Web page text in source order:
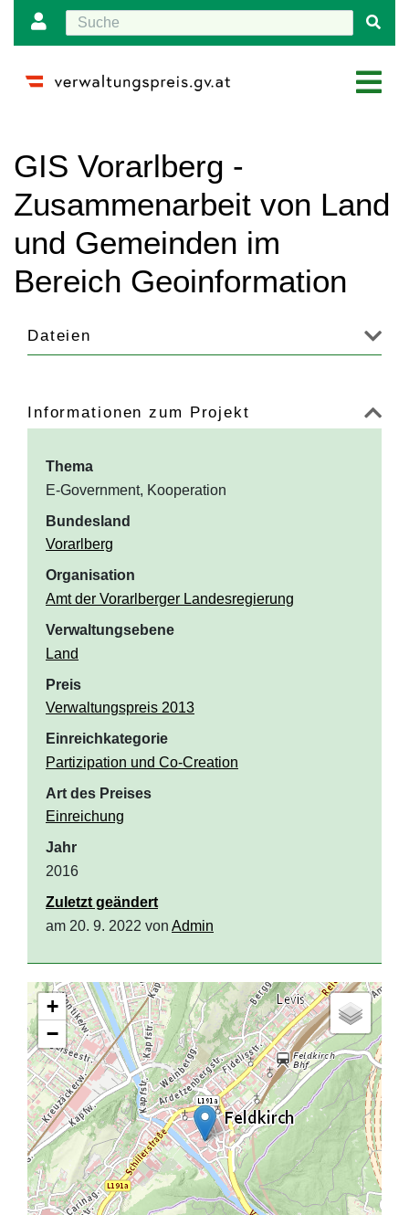
GIS Vorarlberg -
Zusammenarbeit von Land
und Gemeinden im
Bereich Geoinformation
Dateien
Informationen zum Projekt
Thema
E-Government, Kooperation
Bundesland
Vorarlberg
Organisation
Amt der Vorarlberger Landesregierung
Verwaltungsebene
Land
Preis
Verwaltungspreis 2013
Einreichkategorie
Partizipation und Co-Creation
Art des Preises
Einreichung
Jahr
2016
Zuletzt geändert
am 20. 9. 2022 von Admin
+
−